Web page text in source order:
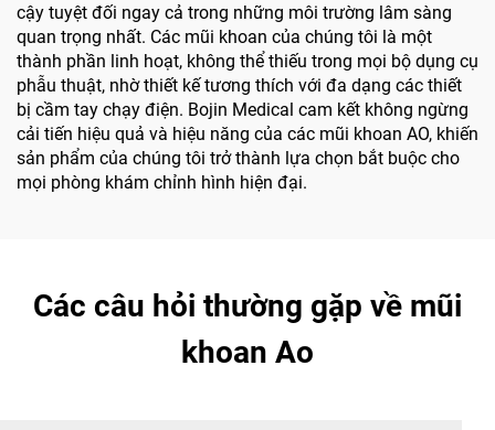
cậy tuyệt đối ngay cả trong những môi trường lâm sàng
quan trọng nhất. Các mũi khoan của chúng tôi là một
thành phần linh hoạt, không thể thiếu trong mọi bộ dụng cụ
phẫu thuật, nhờ thiết kế tương thích với đa dạng các thiết
bị cầm tay chạy điện. Bojin Medical cam kết không ngừng
cải tiến hiệu quả và hiệu năng của các mũi khoan AO, khiến
sản phẩm của chúng tôi trở thành lựa chọn bắt buộc cho
mọi phòng khám chỉnh hình hiện đại.
Các câu hỏi thường gặp về mũi
khoan Ao